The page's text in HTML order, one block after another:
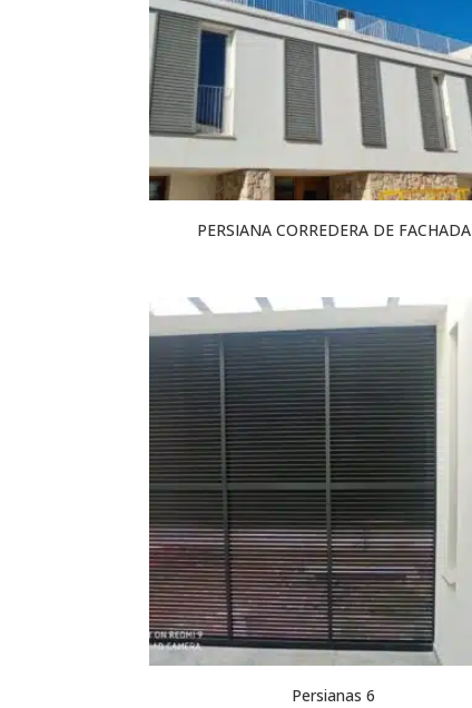
PERSIANA CORREDERA DE FACHADA
Persianas 6